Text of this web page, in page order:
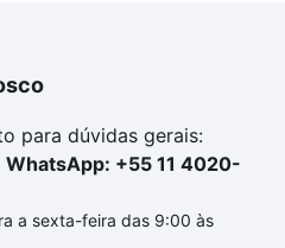
para dúvidas gerais:
WhatsApp: +55 11 4020-
a sexta-feira das 9:00 às